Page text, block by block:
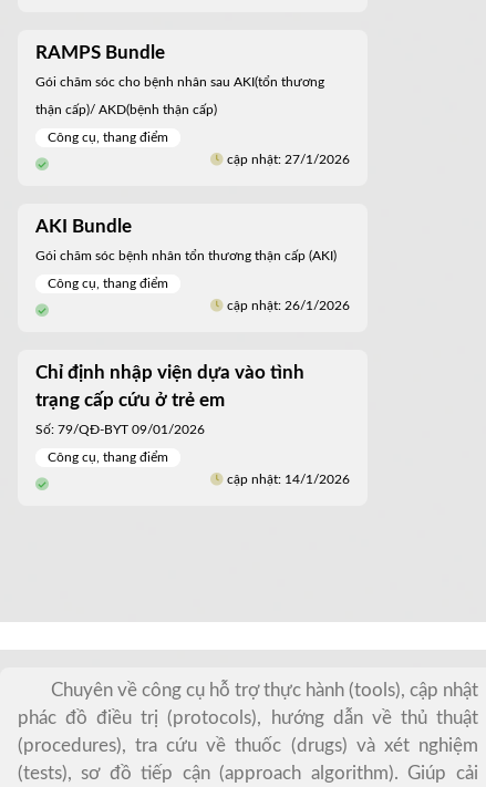
RAMPS Bundle
Gói chăm sóc cho bệnh nhân sau AKI(tổn thương
thận cấp)/ AKD(bệnh thận cấp)
Công cụ, thang điểm
cập nhật: 27/1/2026
AKI Bundle
Gói chăm sóc bệnh nhân tổn thương thận cấp (AKI)
Công cụ, thang điểm
cập nhật: 26/1/2026
Chỉ định nhập viện dựa vào tình
trạng cấp cứu ở trẻ em
Số: 79/QĐ-BYT 09/01/2026
Công cụ, thang điểm
cập nhật: 14/1/2026
Chuyên về công cụ hỗ trợ thực hành (tools), cập nhật
phác đồ điều trị (protocols), hướng dẫn về thủ thuật
(procedures), tra cứu về thuốc (drugs) và xét nghiệm
(tests), sơ đồ tiếp cận (approach algorithm). Giúp cải